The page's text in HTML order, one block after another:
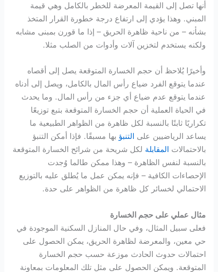
أنها تصل إلى القيمة المعرضة للخطر بالكامل وهي قيمة
المبني. وهذا يؤدي إلى ارتفاع درجة خطورة القرار المتخذ
بشأنه – من ناحية ظاهرة الحريق – إذا ما قورن بمبنى مشابه
ولكنه يستخدم لتخزين آلات وأدوات من الصلب مثلا.
وأخيرًا يُلاحظ أن حجم الخسارة المتوقعة يصل إلى أقصاه
عندما يتوقع الفرد ضياع رأس المال بالكامل، ويصل إلى أدناه
عندما يتوقع عدم ضياع أي جزء من رأس المال. وما يحدث
في الحياة العملية أن حجم الخسارة المتوقعة بتبع توزيعًا
تكراريًا ثابتًا بالنسبة لكل ظاهرة من الظواهر الطبيعية ما
يساعد الرياضيين على التنبؤ بها مسبقًا. فإذا أمكن التنبؤ
بالاحتمالات المقابلة لكل شريحة من شرائح الخسارة المتوقعة
بالنسبة لنفس الظاهرة – وهذا ممكن طالما وُجدت
الإحصاءات الكافية – فإنه يمكن عمل ما يُطلق عليه بالتوزيع
الاحتمالي لخسائر كل ظاهرة من الظواهر على حدة.
مثال عملي على حجم الخسارة
فعلى سبيل المثال، وفي حال المنازل السكنية الموجودة في
حي معين، والمعرضة لظاهرة الحريق، يمكن الحصول على
احتمالات حدوث الحادث موزعة حسب حجم الخسارة
المتوقعة. ويمكن الحصول على مثل تلك المعلومات بمعاونة